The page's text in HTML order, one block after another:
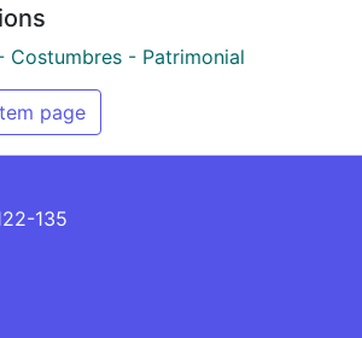
Costumbres - Patrimonial
page
135